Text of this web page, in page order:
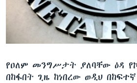
የዐለም መንግሥታት ያለባቸው ዕዳ
በከፋበት ጊዜ ከነበረው ወዲህ